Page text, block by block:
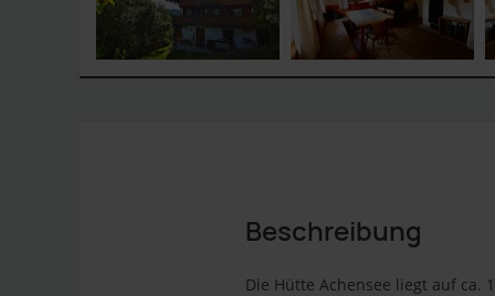
Beschreibung
Die Hütte Achensee liegt auf ca.